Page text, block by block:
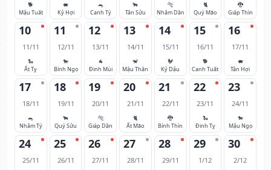
🐕
Mậu Tuất
🐖
Kỷ Hợi
🐀
Canh Tý
🐂
Tân Sửu
🐅
Nhâm Dần
🐈
Quý Mão
🐉
Giáp Thìn
10
11/11
🐍
Ất Tỵ
11
12/11
🐎
Bính Ngọ
12
13/11
🐐
Đinh Mùi
13
14/11
🐒
Mậu Thân
14
15/11
🐓
Kỷ Dậu
15
16/11
🐕
Canh Tuất
16
17/11
🐖
Tân Hợi
17
18/11
🐀
Nhâm Tý
18
19/11
🐂
Quý Sửu
19
20/11
🐅
Giáp Dần
20
21/11
🐈
Ất Mão
21
22/11
🐉
Bính Thìn
22
23/11
🐍
Đinh Tỵ
23
24/11
🐎
Mậu Ngọ
24
25/11
25
26/11
26
27/11
27
28/11
28
29/11
29
1/12
30
2/12